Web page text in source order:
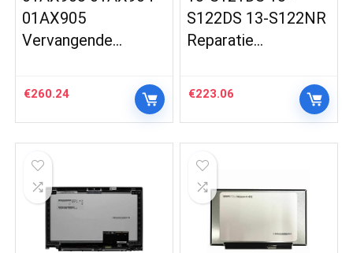
01AX905
Vervangende…
€260.24
S122DS 13-S122NR
Reparatie…
€223.06